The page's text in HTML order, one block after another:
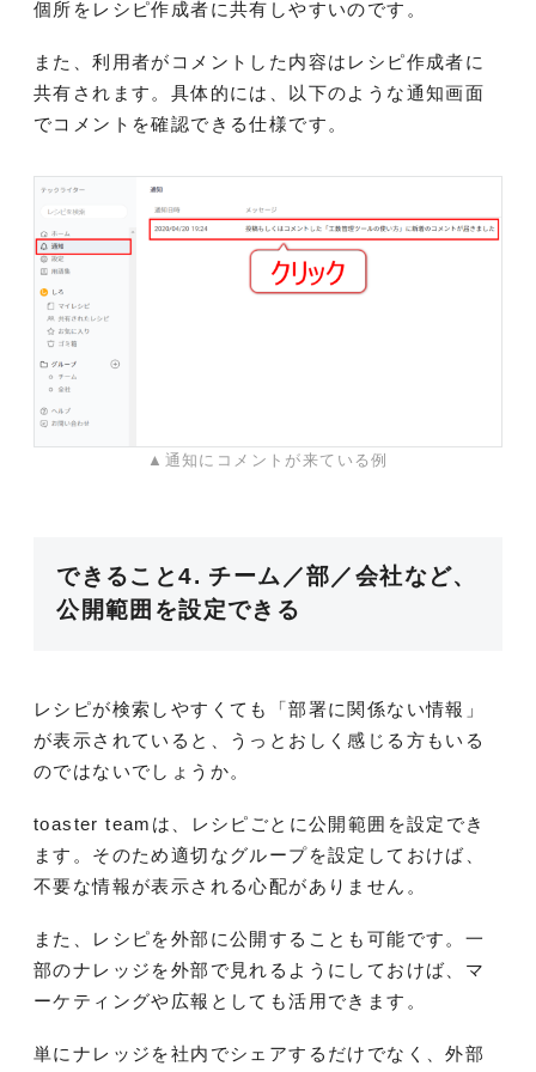
個所をレシピ作成者に共有しやすいのです。
また、利用者がコメントした内容はレシピ作成者に
共有されます。具体的には、以下のような通知画面
でコメントを確認できる仕様です。
▲通知にコメントが来ている例
できること4. チーム／部／会社など、
公開範囲を設定できる
レシピが検索しやすくても「部署に関係ない情報」
が表示されていると、うっとおしく感じる方もいる
のではないでしょうか。
toaster teamは、レシピごとに公開範囲を設定でき
ます。そのため適切なグループを設定しておけば、
不要な情報が表示される心配がありません。
また、レシピを外部に公開することも可能です。一
部のナレッジを外部で見れるようにしておけば、マ
ーケティングや広報としても活用できます。
単にナレッジを社内でシェアするだけでなく、外部